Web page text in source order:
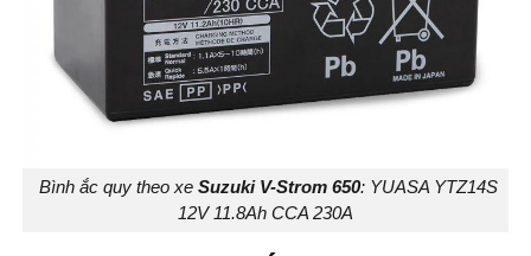
Bình ắc quy theo xe Suzuki V-Strom 650: YUASA YTZ14S
12V 11.8Ah CCA 230A